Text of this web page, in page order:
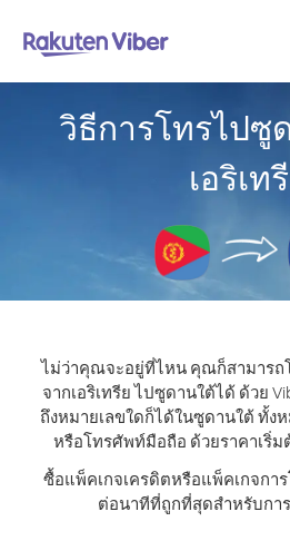
วิธีการโทรไปซู
เอริเท
ไม่ว่าคุณจะอยู่ที่ไหน คุณก็สามารถ
จากเอริเทรีย ไปซูดานใต้ได้ ด้วย
ถึงหมายเลขใดก็ได้ในซูดานใต้ ทั้ง
หรือโทรศัพท์มือถือ ด้วยราคาเริ่ม
ซื้อแพ็คเกจเครดิตหรือแพ็คเกจกา
ต่อนาทีที่ถูกที่สุดสำหรับกา